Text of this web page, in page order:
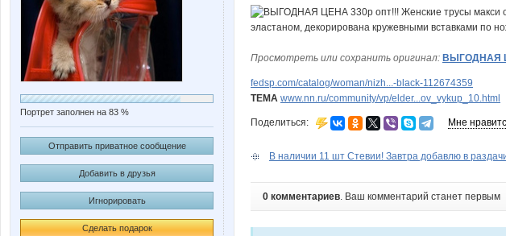
Портрет заполнен на 83 %
Отправить приватное сообщение
Добавить в друзья
Игнорировать
Сделать подарок
Просмотреть или сохранить оригинал: ВЫГОДНАЯ
fedsp.com/catalog/woman/nizh...-black-112674359
ТЕМА www.nn.ru/community/vp/elder...ov_vykup_10.html
Поделиться: Мне
В наличии 11 шт Стевии! Завтра добавлю в
0 комментариев. Ваш комментарий станет первым